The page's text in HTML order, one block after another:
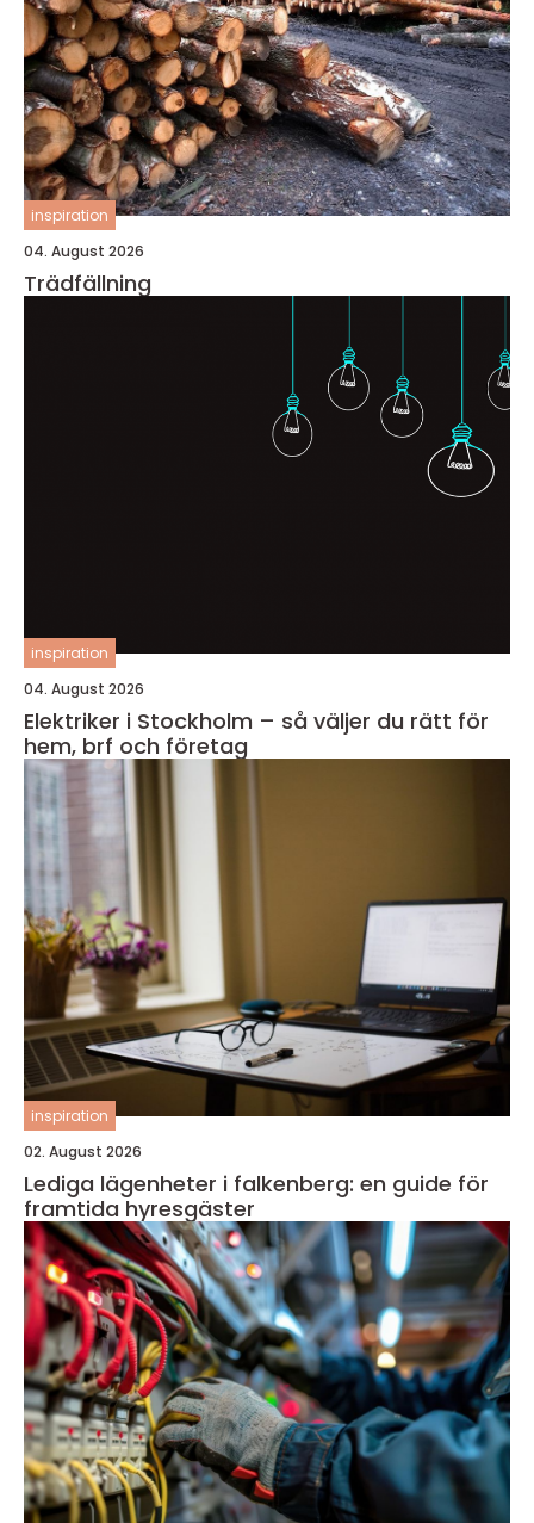
inspiration
04. August 2026
Trädfällning
inspiration
04. August 2026
Elektriker i Stockholm – så väljer du rätt för
hem, brf och företag
inspiration
02. August 2026
Lediga lägenheter i falkenberg: en guide för
framtida hyresgäster